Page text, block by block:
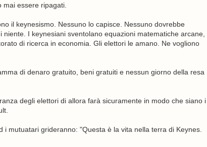
essere ripagati.
il keynesismo. Nessuno lo capisce. Nessuno dovrebbe
I keynesiani sventolano equazioni matematiche arcane,
di ricerca in economia. Gli elettori le amano. Ne vogliono
di denaro gratuito, beni gratuiti e nessun giorno della resa
degli elettori di allora farà sicuramente in modo che siano i
mutuatari grideranno: "Questa è la vita nella terra di Keynes.